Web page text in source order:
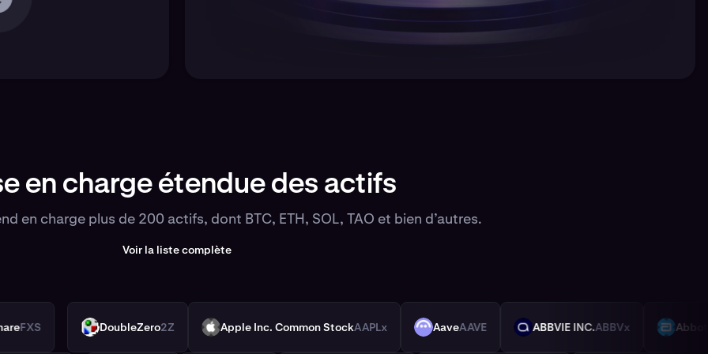
en charge étendue des actifs
en charge plus de 200 actifs, dont BTC, ETH, SOL, TAO et bien d’autres.
Voir la liste complète
2Z DoubleZero AAPLX Apple Inc. Common StockAAPLx AAVE AaveAAVE ABBVXABBVIE INC.ABBVx ABTX
Share